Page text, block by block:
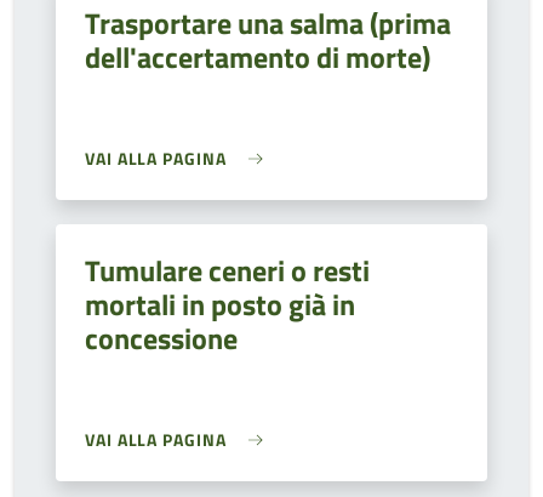
Trasportare una salma (prima
dell'accertamento di morte)
VAI ALLA PAGINA
Tumulare ceneri o resti
mortali in posto già in
concessione
VAI ALLA PAGINA